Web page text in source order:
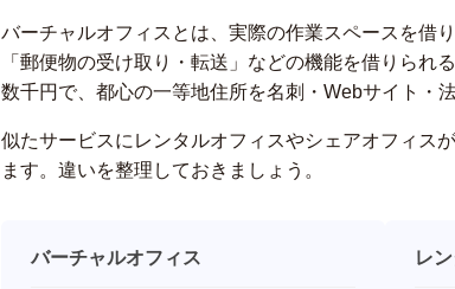
バーチャルオフィスとは、実際の作業スペースを借
「郵便物の受け取り・転送」などの機能を借りられ
数千円で、都心の一等地住所を名刺・Webサイト・
似たサービスにレンタルオフィスやシェアオフィス
ます。違いを整理しておきましょう。
バーチャルオフィス レ